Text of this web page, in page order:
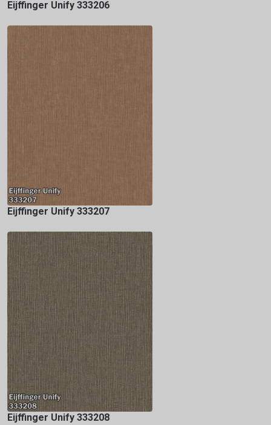
Eijffinger Unify 333206
Eijffinger Unify 333207
Eijffinger Unify 333208